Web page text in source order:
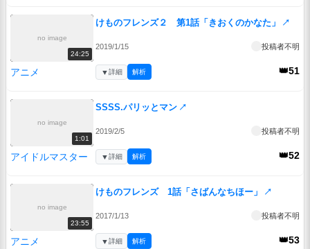
no image
24:25
けものフレンズ２ 第1話「きおくのかなた」 ↗
2019/1/15 投稿者不明
アニメ 👑51
▼詳細 解析
no image
1:01
SSSS.パリッとマン ↗
2019/2/5 投稿者不明
アイドルマスター 👑52
▼詳細 解析
no image
23:55
けものフレンズ 1話「さばんなちほー」 ↗
2017/1/13 投稿者不明
アニメ 👑53
▼詳細 解析